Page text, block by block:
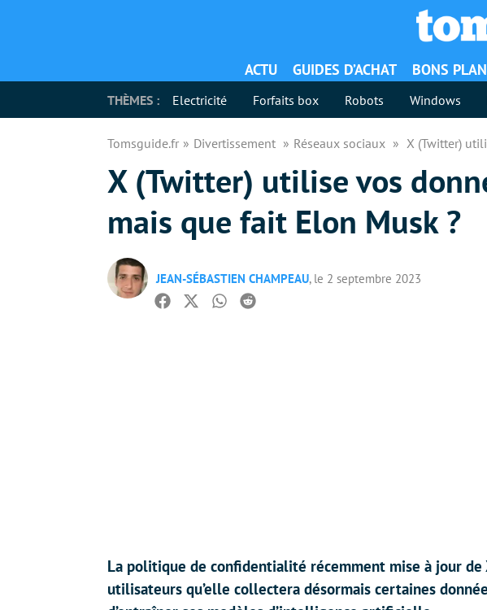
ACTU GUIDES D’ACHAT BONS
THÈMES : Electricité Forfaits box Robots Windows
Tomsguide.fr Divertissement Réseaux sociaux X (Twitter)
X (Twitter) utilise vos
mais que fait Elon Musk ?
JEAN-SÉBASTIEN CHAMPEAU, le 2 septembre 2023
Facebook
TwitterWhatsapp
Reddit
La politique de confidentialité récemment mise à jour
utilisateurs qu’elle collectera désormais certaines